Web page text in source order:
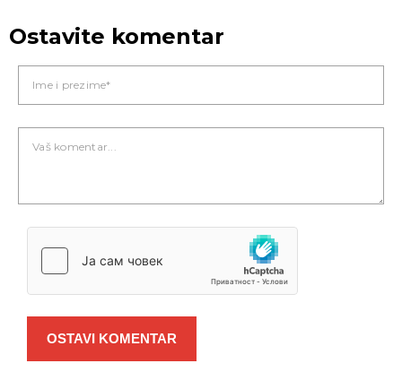
Ostavite komentar
OSTAVI KOMENTAR